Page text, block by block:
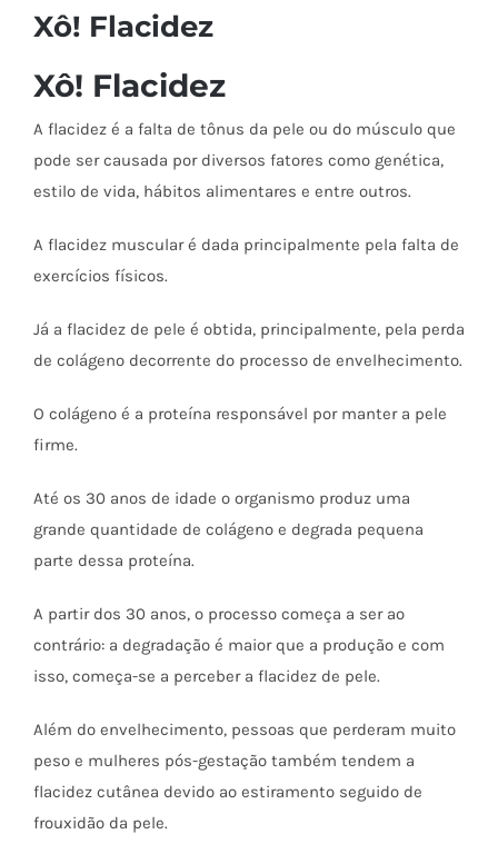
Xô! Flacidez
Xô! Flacidez
A flacidez é a falta de tônus da pele ou do músculo que
pode ser causada por diversos fatores como genética,
estilo de vida, hábitos alimentares e entre outros.
A flacidez muscular é dada principalmente pela falta de
exercícios físicos.
Já a flacidez de pele é obtida, principalmente, pela perda
de colágeno decorrente do processo de envelhecimento.
O colágeno é a proteína responsável por manter a pele
firme.
Até os 30 anos de idade o organismo produz uma
grande quantidade de colágeno e degrada pequena
parte dessa proteína.
A partir dos 30 anos, o processo começa a ser ao
contrário: a degradação é maior que a produção e com
isso, começa-se a perceber a flacidez de pele.
Além do envelhecimento, pessoas que perderam muito
peso e mulheres pós-gestação também tendem a
flacidez cutânea devido ao estiramento seguido de
frouxidão da pele.